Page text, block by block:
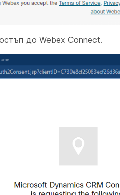
до Webex Connect.